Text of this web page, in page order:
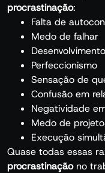
procrastinação:
Falta de
Medo de falhar
Perfeccionismo
Sensação de
Confusão em
Negatividade
Medo de
Execução
Quase todas essas
procrastinaçãono